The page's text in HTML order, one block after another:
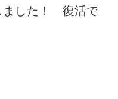
ました！ 復活で